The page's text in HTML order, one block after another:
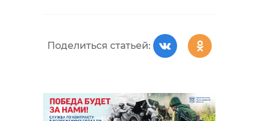
Поделиться статьей: